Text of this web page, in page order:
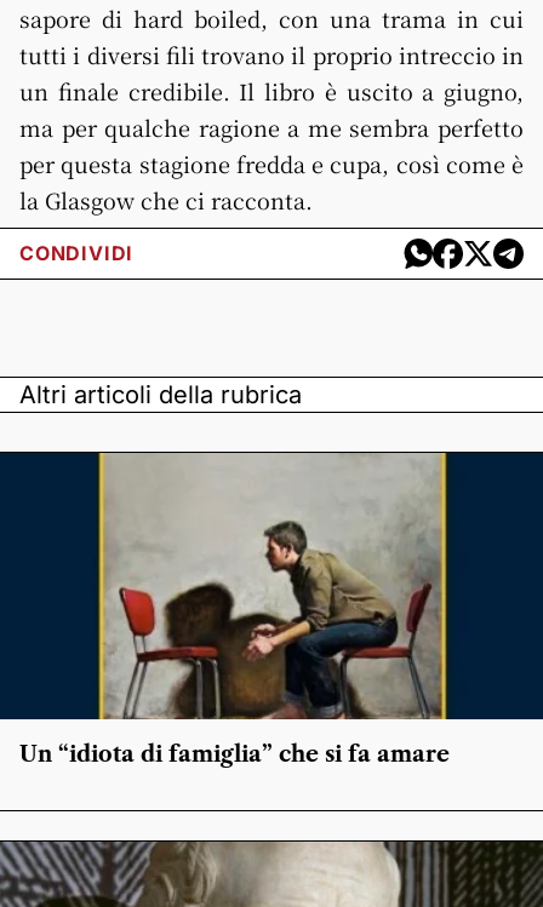
sapore di hard boiled, con una trama in cui
tutti i diversi fili trovano il proprio intreccio in
un finale credibile. Il libro è uscito a giugno,
ma per qualche ragione a me sembra perfetto
per questa stagione fredda e cupa, così come è
la Glasgow che ci racconta.
CONDIVIDI
Altri articoli della rubrica
Un “idiota di famiglia” che si fa amare